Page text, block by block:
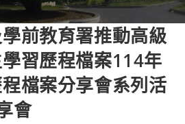
前教育署推動高級
習歷程檔案114年
檔案分享會系列活
會